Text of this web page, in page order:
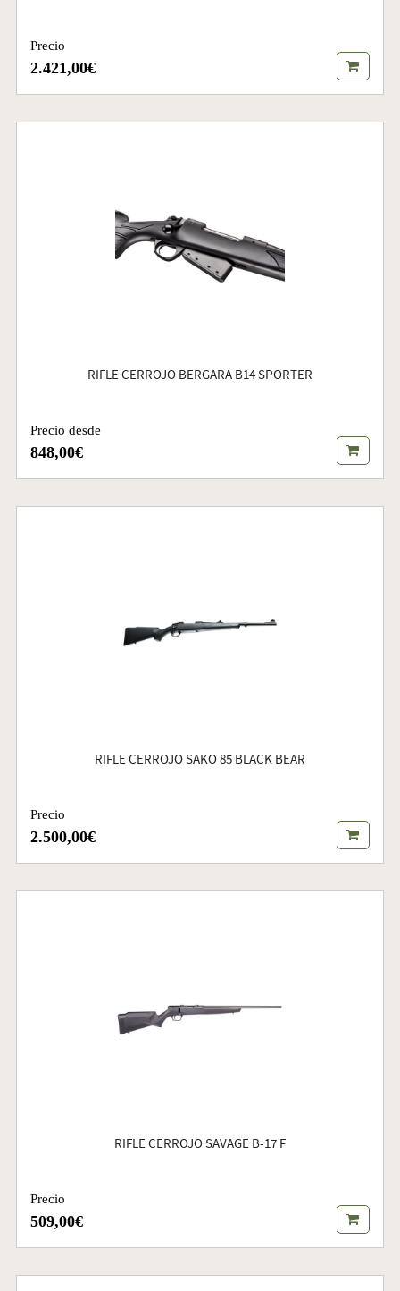
Precio
2.421,00€
RIFLE CERROJO BERGARA B14 SPORTER
Precio desde
848,00€
RIFLE CERROJO SAKO 85 BLACK BEAR
Precio
2.500,00€
RIFLE CERROJO SAVAGE B-17 F
Precio
509,00€